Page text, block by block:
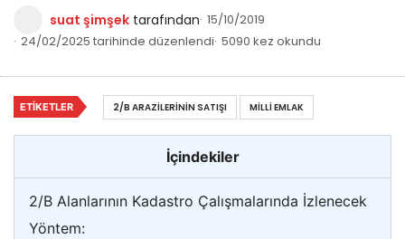
suat şimşek tarafından 15/10/2019
24/02/2025 tarihinde düzenlendi 5090 kez okundu
İçindekiler
2/B Alanlarının Kadastro Çalışmalarında İzlenecek
Yöntem:
ETIKETLER 2/B ARAZILERININ SATIŞI MILLI EMLAK